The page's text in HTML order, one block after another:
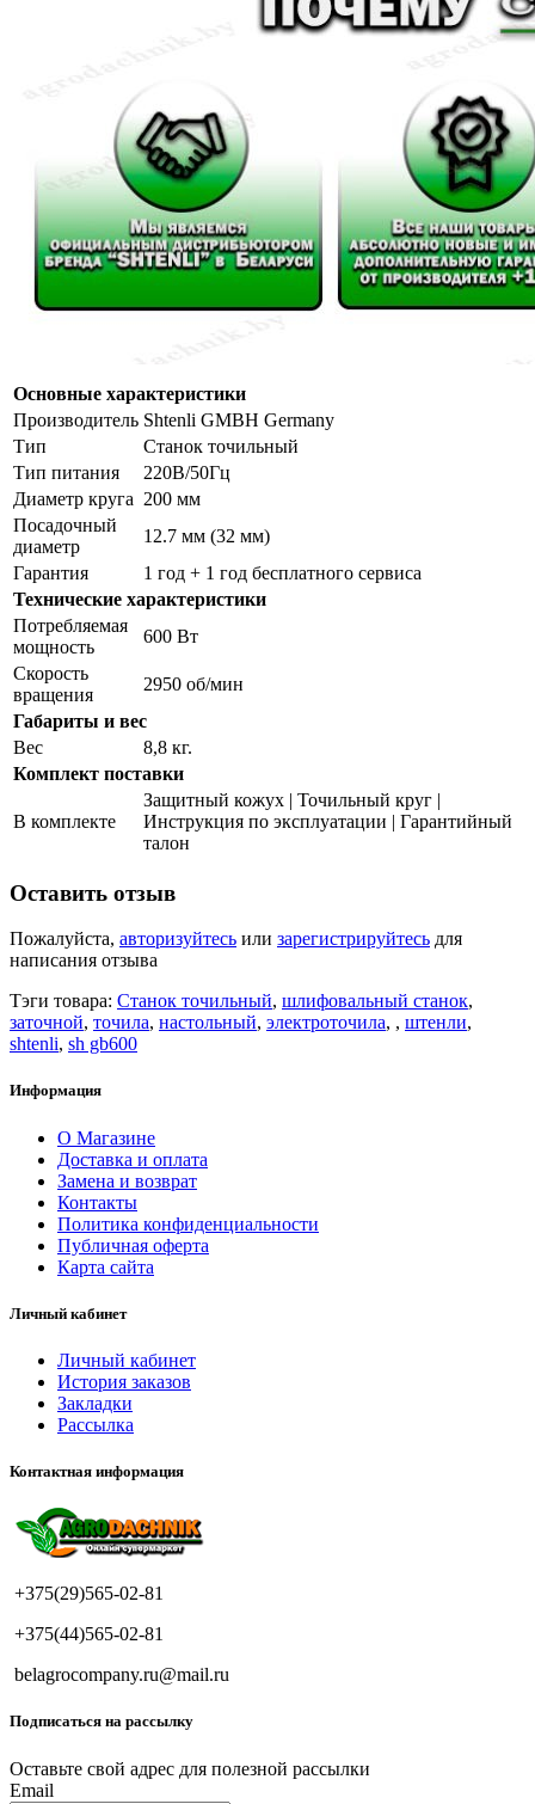
Основные характеристики
Производитель Shtenli GMBH Germany
Тип
Станок точильный
Тип питания
220В/50Гц
Диаметр круга 200 мм
Посадочный
диаметр
12.7 мм (32 мм)
Гарантия
1 год + 1 год бесплатного сервиса
Технические характеристики
Потребляемая
мощность
600 Вт
Скорость
вращения
2950 об/мин
Габариты и вес
Вес
8,8 кг.
Комплект поставки
В комплекте
Защитный кожух | Точильный круг |
Инструкция по эксплуатации | Гарантийный
талон
Оставить отзыв
Пожалуйста, авторизуйтесь или зарегистрируйтесь для
написания отзыва
Тэги товара: Станок точильный, шлифовальный станок,
заточной, точила, настольный, электроточила, , штенли,
shtenli, sh gb600
Информация
О Магазине
Доставка и оплата
Замена и возврат
Контакты
Политика конфиденциальности
Публичная оферта
Карта сайта
Личный кабинет
Личный кабинет
История заказов
Закладки
Рассылка
Контактная информация
+375(29)565-02-81
+375(44)565-02-81
belagrocompany.ru@mail.ru
Подписаться на рассылку
Оставьте свой адрес для полезной рассылки
Email